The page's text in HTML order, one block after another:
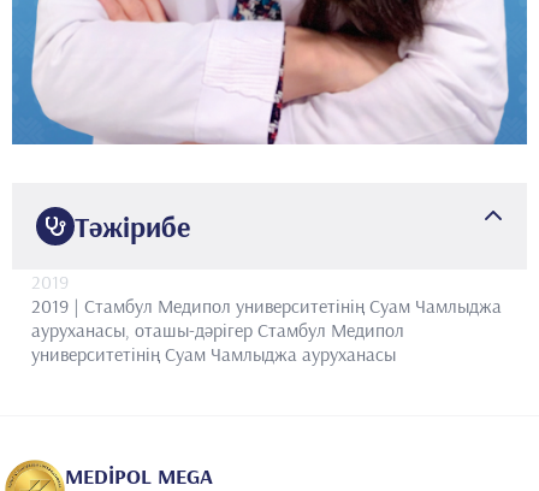
Тәжірибе
2019
2019 | Стамбул Медипол университетінің Суам Чамлыджа
ауруханасы, оташы-дәрігер Стамбул Медипол
университетінің Суам Чамлыджа ауруханасы
MEDİPOL MEGA